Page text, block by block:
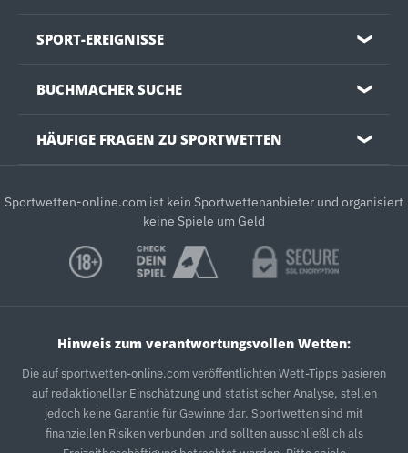
SPORT-EREIGNISSE ❯
BUCHMACHER SUCHE ❯
HÄUFIGE FRAGEN ZU SPORTWETTEN ❯
Sportwetten-online.com ist kein Sportwettenanbieter und organisiert
keine Spiele um Geld
Hinweis zum verantwortungsvollen Wetten:
Die auf sportwetten-online.com veröffentlichten Wett-Tipps basieren
auf redaktioneller Einschätzung und statistischer Analyse, stellen
jedoch keine Garantie für Gewinne dar. Sportwetten sind mit
finanziellen Risiken verbunden und sollten ausschließlich als